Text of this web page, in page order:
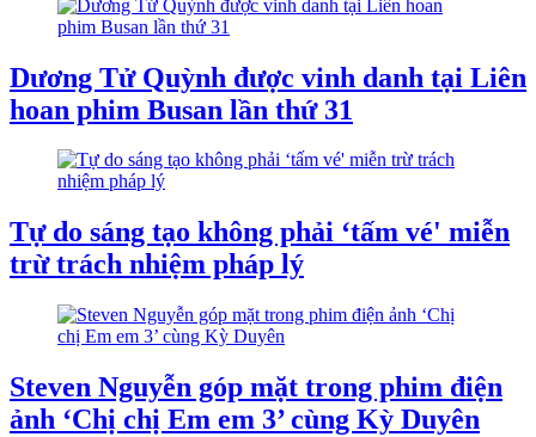
Dương Tử Quỳnh được vinh danh tại Liên
hoan phim Busan lần thứ 31
Tự do sáng tạo không phải ‘tấm vé' miễn
trừ trách nhiệm pháp lý
Steven Nguyễn góp mặt trong phim điện
ảnh ‘Chị chị Em em 3’ cùng Kỳ Duyên